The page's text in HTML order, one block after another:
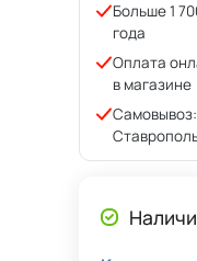
Больше 1
года
Оплата
в магазине
Самовывоз: